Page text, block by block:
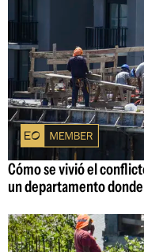
Cómo se vivió el
un departamento